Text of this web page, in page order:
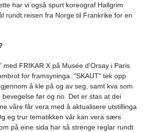
har vi også spurt koreograf Hallgrim
rundt reisen fra Norge til Frankrike for en
med FRIKAR X på Musée d'Orsay i Paris
for framsyninga. "SKAUT" tek opp
å kle på og av seg, samt kva som
bevegelse før og no. Det er stas at dei
våre får vera med å aktualisere utstillinga
eg trur tematikken vår kan vera særs
på eine sida har så strenge reglar rundt